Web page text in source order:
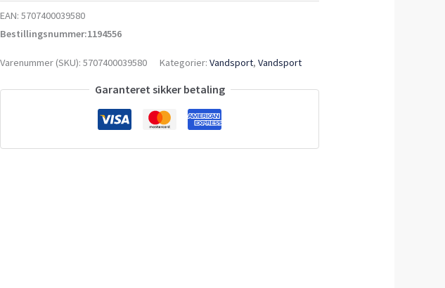
EAN:5707400039580
Bestillingsnummer:1194556
Varenummer (SKU):5707400039580 Kategorier:Vandsport,Vandsport
Garanteret sikker betaling